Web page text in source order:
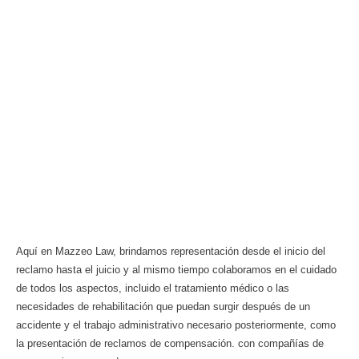
Aquí en Mazzeo Law, brindamos representación desde el inicio del
reclamo hasta el juicio y al mismo tiempo colaboramos en el cuidado
de todos los aspectos, incluido el tratamiento médico o las
necesidades de rehabilitación que puedan surgir después de un
accidente y el trabajo administrativo necesario posteriormente, como
la presentación de reclamos de compensación. con compañías de